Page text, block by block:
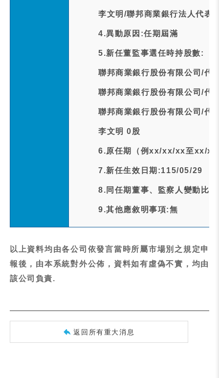
李文明/聯邦商業銀行法人代表
4.異動原因:任期屆滿
5.新任董監事選任時持股數:
聯邦商業銀行股份有限公司/代
聯邦商業銀行股份有限公司/代
聯邦商業銀行股份有限公司/代
李文明 0股
6.原任期（例xx/xx/xx至xx/
7.新任生效日期:115/05/29
8.同任期董事、監察人變動比
9.其他應敘明事項:無
以上資料均由各公司依發言當時所屬市場別之規定申
報後，由本系統對外公佈，資料如有虛偽不實，均由
該公司負責.
返回所有重大消息